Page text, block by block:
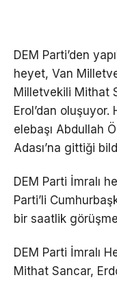
DEM Parti’den
heyet, Van
Milletvekili Mithat
Erol’dan
elebaşı Abdullah
Adası’na gittiği
DEM Parti İmralı
Parti’li
bir saatlik
DEM Parti İmralı
Mithat Sancar,